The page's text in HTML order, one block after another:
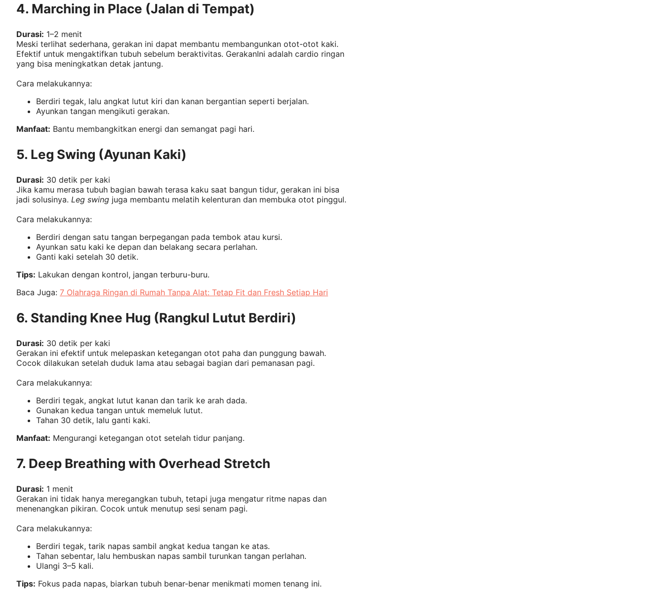
4. Marching in Place (Jalan di Tempat)
Durasi: 1–2 menit
Meski terlihat sederhana, gerakan ini dapat membantu membangunkan otot-otot kaki.
Efektif untuk mengaktifkan tubuh sebelum beraktivitas. GerakanIni adalah cardio ringan
yang bisa meningkatkan detak jantung.
Cara melakukannya:
Berdiri tegak, lalu angkat lutut kiri dan kanan bergantian seperti berjalan.
Ayunkan tangan mengikuti gerakan.
Manfaat: Bantu membangkitkan energi dan semangat pagi hari.
5. Leg Swing (Ayunan Kaki)
Durasi: 30 detik per kaki
Jika kamu merasa tubuh bagian bawah terasa kaku saat bangun tidur, gerakan ini bisa
jadi solusinya. Leg swing juga membantu melatih kelenturan dan membuka otot pinggul.
Cara melakukannya:
Berdiri dengan satu tangan berpegangan pada tembok atau kursi.
Ayunkan satu kaki ke depan dan belakang secara perlahan.
Ganti kaki setelah 30 detik.
Tips: Lakukan dengan kontrol, jangan terburu-buru.
Baca Juga: 7 Olahraga Ringan di Rumah Tanpa Alat: Tetap Fit dan Fresh Setiap Hari
6. Standing Knee Hug (Rangkul Lutut Berdiri)
Durasi: 30 detik per kaki
Gerakan ini efektif untuk melepaskan ketegangan otot paha dan punggung bawah.
Cocok dilakukan setelah duduk lama atau sebagai bagian dari pemanasan pagi.
Cara melakukannya:
Berdiri tegak, angkat lutut kanan dan tarik ke arah dada.
Gunakan kedua tangan untuk memeluk lutut.
Tahan 30 detik, lalu ganti kaki.
Manfaat: Mengurangi ketegangan otot setelah tidur panjang.
7. Deep Breathing with Overhead Stretch
Durasi: 1 menit
Gerakan ini tidak hanya meregangkan tubuh, tetapi juga mengatur ritme napas dan
menenangkan pikiran. Cocok untuk menutup sesi senam pagi.
Cara melakukannya:
Berdiri tegak, tarik napas sambil angkat kedua tangan ke atas.
Tahan sebentar, lalu hembuskan napas sambil turunkan tangan perlahan.
Ulangi 3–5 kali.
Tips: Fokus pada napas, biarkan tubuh benar-benar menikmati momen tenang ini.